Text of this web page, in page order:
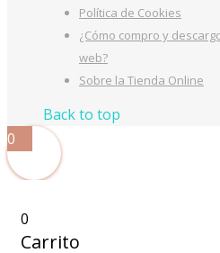
Política de Cookies
¿Cómo compro y
web?
Sobre la Tienda Online
Back to top
0
0
Carrito